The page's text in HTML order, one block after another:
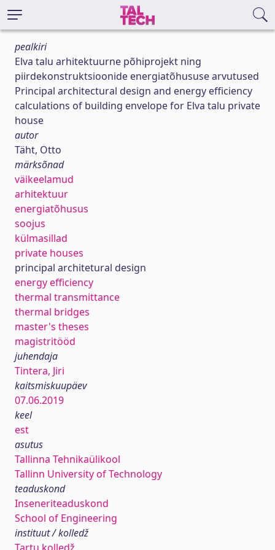
pealkiri
Elva talu arhitektuurne põhiprojekt ning
piirdekonstruktsioonide energiatõhususe arvutused
Principal architectural design and energy efficiency
calculations of building envelope for Elva talu private
house
autor
Täht, Otto
märksõnad
väikeelamud
arhitektuur
energiatõhusus
soojus
külmasillad
private houses
principal architetural design
energy efficiency
thermal transmittance
thermal bridges
master's theses
magistritööd
juhendaja
Tintera, Jiri
kaitsmiskuupäev
07.06.2019
keel
est
asutus
Tallinna Tehnikaülikool
Tallinn University of Technology
teaduskond
Inseneriteaduskond
School of Engineering
instituut / kolledž